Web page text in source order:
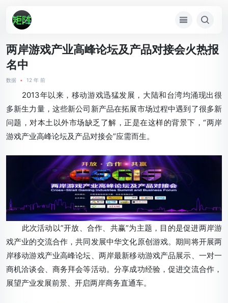
两岸游戏产业高峰论坛及产品对接会火热报
名中
数据 • 12 年 前
2013年以来，移动游戏迅猛发展，大陆和台湾均涌现出很
多新生力量，这些新公司新产品在拓展市场过程中遇到了很多新
问题，对本土以外市场缺乏了解，正是在这样的背景下，“两岸
游戏产业高峰论坛及产品对接会”应需而生。
此次活动以”开放、合作、共赢”为主题，目的是促进两岸游
戏产业的交流合作，共同发展中华文化原创游戏。期间将开展两
岸移动游戏产业高峰论坛、两岸最新移动游戏产品展示、一对一
商机洽谈会、商务拜会等活动。分享成功经验，促进交流合作，
展望产业发展前景、开启两岸商务直通车。